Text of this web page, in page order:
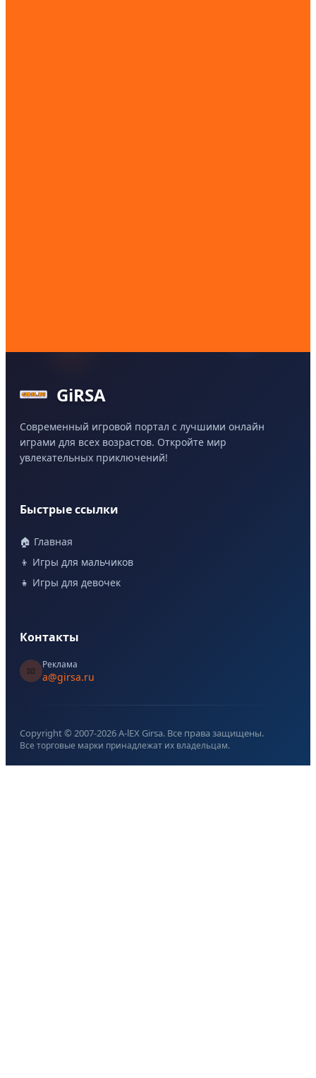
GiRSA
Современный игровой портал с лучшими онлайн
играми для всех возрастов. Откройте мир
увлекательных приключений!
Быстрые ссылки
🏠 Главная
👦 Игры для мальчиков
👧 Игры для девочек
Контакты
📧
Реклама
a@girsa.ru
Copyright © 2007-2026A-lEX Girsa. Все права защищены.
Все торговые марки принадлежат их владельцам.